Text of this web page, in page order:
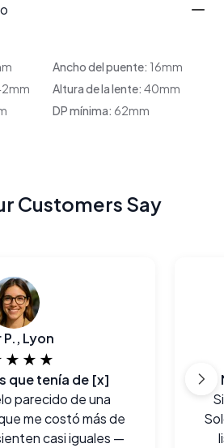
Ancho del puente: 16mm
Altura de la lente: 40mm
DP mínima: 62mm
Customers Say
P., Lyon
que tenía de [x]
parecido de una
me costó más de
casi iguales —